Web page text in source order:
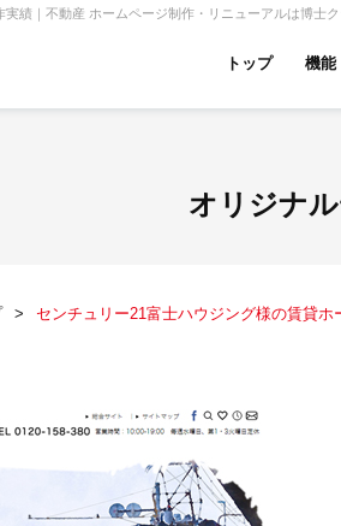
績｜不動産 ホームページ制作・リニューアルは博士
トップ 機能
不動産投資・収益物件
建築請負・中古リノベ
オリジナ
センチュリー21富士ハウジング様の賃貸ホ